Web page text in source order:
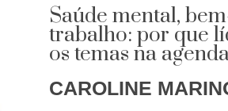
Saúde mental,
trabalho: por que
os temas na
CAROLINE